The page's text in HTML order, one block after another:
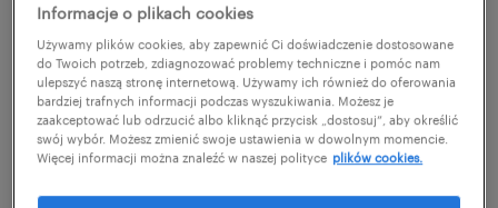
Jak można zauważyć, stack łączy w sobie
kwestie związane zarówno z front-endem, jak
i z back-endem. Łatwo z tego wywnioskować,
że full-stack developer jest specjalistą
Informacje o plikach cookies
Używamy plików cookies, aby zapewnić Ci doświadczenie dostosowane
do Twoich potrzeb, zdiagnozować problemy techniczne i pomóc nam
ulepszyć naszą stronę internetową. Używamy ich również do oferowania
bardziej trafnych informacji podczas wyszukiwania. Możesz je
zaakceptować lub odrzucić albo kliknąć przycisk „dostosuj”, aby określić
swój wybór. Możesz zmienić swoje ustawienia w dowolnym momencie.
Więcej informacji można znaleźć w naszej polityce plików cookies.